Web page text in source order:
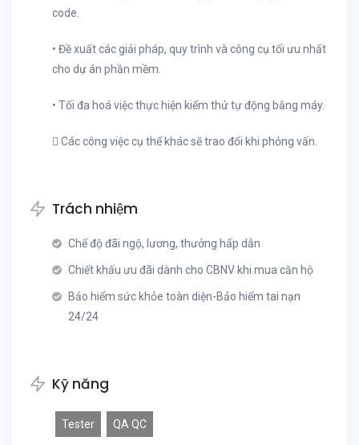
code.
• Đề xuất các giải pháp, quy trình và công cụ tối ưu nhất
cho dự án phần mềm.
• Tối đa hoá việc thực hiện kiểm thử tự động bằng máy.
 Các công việc cụ thể khác sẽ trao đổi khi phỏng vấn.
Trách nhiệm
Chế độ đãi ngộ, lương, thưởng hấp dẫn
Chiết khấu ưu đãi dành cho CBNV khi mua căn hộ
Bảo hiểm sức khỏe toàn diện-Bảo hiểm tai nạn
24/24
Kỹ năng
Tester QA QC